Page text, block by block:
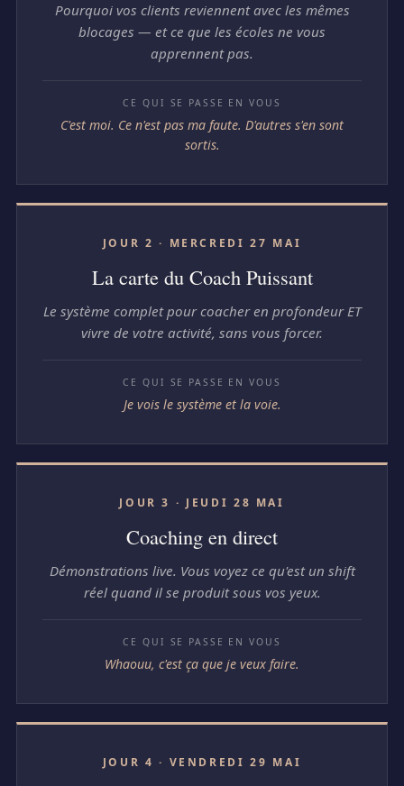
Pourquoi vos clients reviennent avec les mêmes
blocages — et ce que les écoles ne vous
apprennent pas.
C'est moi. Ce n'est pas ma faute. D'autres s'en sont
sortis.
JOUR 2 · MERCREDI 27 MAI
La carte du Coach Puissant
Le système complet pour coacher en profondeur ET
vivre de votre activité, sans vous forcer.
Je vois le système et la voie.
JOUR 3 · JEUDI 28 MAI
Coaching en direct
Démonstrations live. Vous voyez ce qu'est un shift
réel quand il se produit sous vos yeux.
Whaouu, c'est ça que je veux faire.
JOUR 4 · VENDREDI 29 MAI